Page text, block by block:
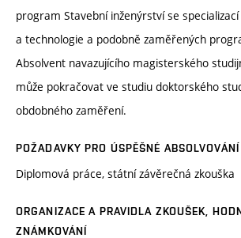
program Stavební inženýrství se
a technologie a podobně zaměřených
Absolvent navazujícího magisterského
může pokračovat ve studiu doktorského
obdobného zaměření.
POŽADAVKY PRO ÚSPĚŠNÉ ABSOLVOVÁNÍ
Diplomová práce, státní závěrečná zkouška
ORGANIZACE A PRAVIDLA ZKOUŠEK,
ZNÁMKOVÁNÍ